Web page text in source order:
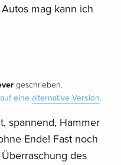
mag kann ich
geschrieben.
eine alternative Version.
spannend, Hammer
Ende! Fast noch
des